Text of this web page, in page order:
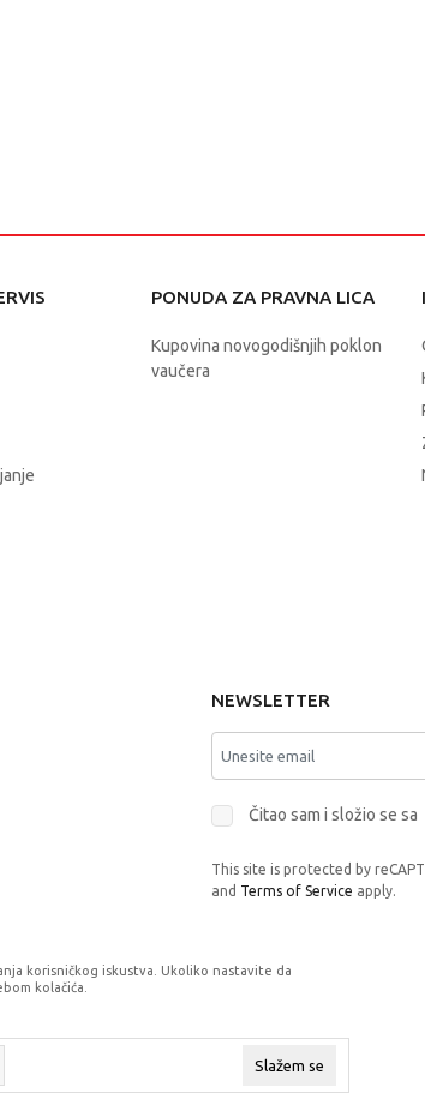
PONUDA ZA PRAVNA LICA
Kupovina novogodišnjih poklon
vaučera
NEWSLETTER
Čitao sam i složio se sa
This site is protected by
and Terms of Service apply.
ali ne podrazumijeva da su dostupni u svakom trenutku.
korisničkog iskustva. Ukoliko nastavite da
kolačića.
Slažem se